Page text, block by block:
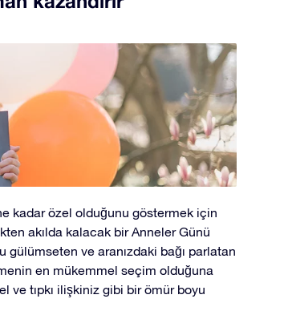
kadar özel olduğunu göstermek için
akılda kalacak bir Anneler Günü
ve aranızdaki bağı parlatan
en mükemmel seçim olduğuna
ve tıpkı ilişkiniz gibi bir ömür boyu